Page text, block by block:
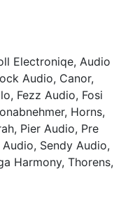
Electroniqe, Audio
Audio, Canor,
, Fezz Audio, Fosi
, Horns,
, Pier Audio, Pre
Audio, Sendy Audio,
Harmony, Thorens,